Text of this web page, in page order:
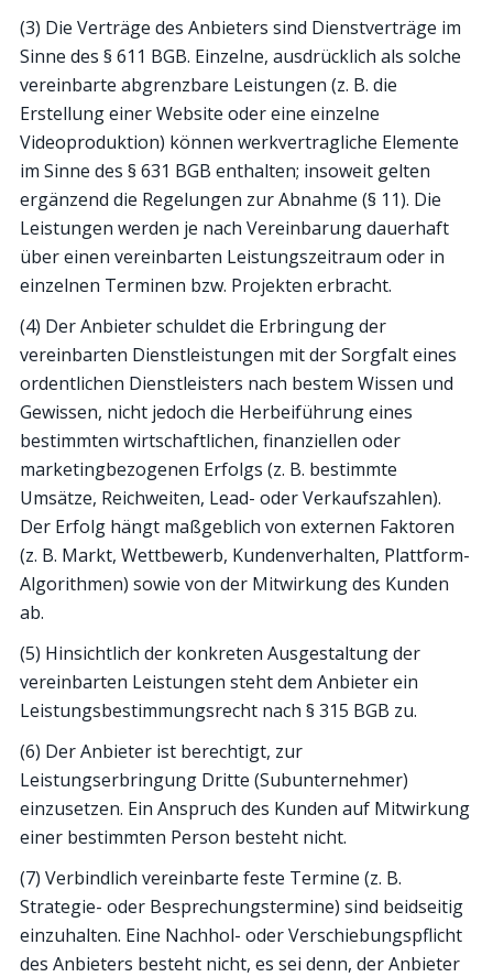
(3) Die Verträge des Anbieters sind Dienstverträge im
Sinne des § 611 BGB. Einzelne, ausdrücklich als solche
vereinbarte abgrenzbare Leistungen (z. B. die
Erstellung einer Website oder eine einzelne
Videoproduktion) können werkvertragliche Elemente
im Sinne des § 631 BGB enthalten; insoweit gelten
ergänzend die Regelungen zur Abnahme (§ 11). Die
Leistungen werden je nach Vereinbarung dauerhaft
über einen vereinbarten Leistungszeitraum oder in
einzelnen Terminen bzw. Projekten erbracht.
(4) Der Anbieter schuldet die Erbringung der
vereinbarten Dienstleistungen mit der Sorgfalt eines
ordentlichen Dienstleisters nach bestem Wissen und
Gewissen, nicht jedoch die Herbeiführung eines
bestimmten wirtschaftlichen, finanziellen oder
marketingbezogenen Erfolgs (z. B. bestimmte
Umsätze, Reichweiten, Lead- oder Verkaufszahlen).
Der Erfolg hängt maßgeblich von externen Faktoren
(z. B. Markt, Wettbewerb, Kundenverhalten, Plattform-
Algorithmen) sowie von der Mitwirkung des Kunden
ab.
(5) Hinsichtlich der konkreten Ausgestaltung der
vereinbarten Leistungen steht dem Anbieter ein
Leistungsbestimmungsrecht nach § 315 BGB zu.
(6) Der Anbieter ist berechtigt, zur
Leistungserbringung Dritte (Subunternehmer)
einzusetzen. Ein Anspruch des Kunden auf Mitwirkung
einer bestimmten Person besteht nicht.
(7) Verbindlich vereinbarte feste Termine (z. B.
Strategie- oder Besprechungstermine) sind beidseitig
einzuhalten. Eine Nachhol- oder Verschiebungspflicht
des Anbieters besteht nicht, es sei denn, der Anbieter